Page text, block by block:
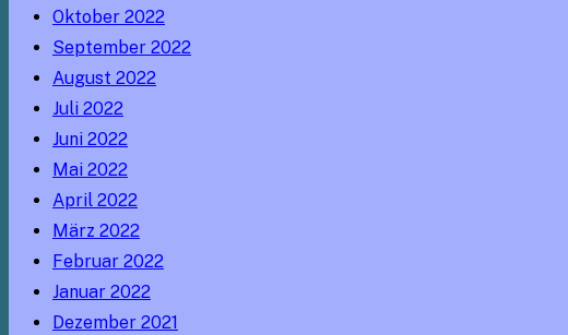
Oktober 2022
September 2022
August 2022
Juli 2022
Juni 2022
Mai 2022
April 2022
März 2022
Februar 2022
Januar 2022
Dezember 2021